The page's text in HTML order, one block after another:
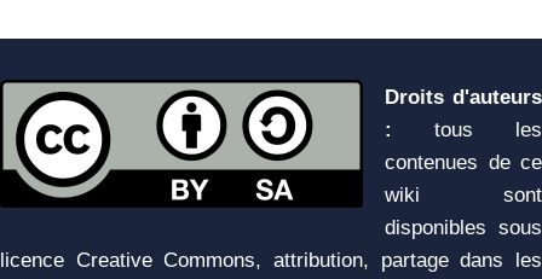
Droits d'auteurs
:
tous les
contenues de ce
wiki sont
disponibles sous
licence Creative Commons, attribution, partage dans les